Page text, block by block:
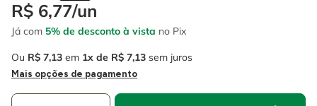
R$ 6,77/un
Já com 5% de desconto à vista no Pix
Ou R$ 7,13 em 1 R$ 7,13 sem juros
Mais opções de pagamento
6 º serra copo
7º luva
8º fio
º escada
º serra circular
º serra copo